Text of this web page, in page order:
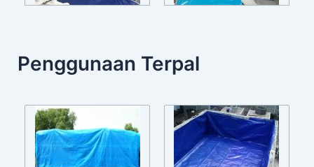
Penggunaan Terpal